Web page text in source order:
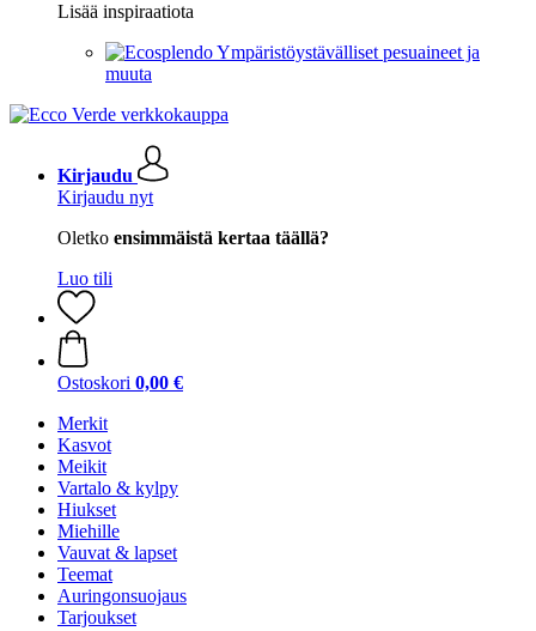
Lisää inspiraatiota
Ympäristöystävälliset pesuaineet ja
muuta
Kirjaudu
Kirjaudu nyt
Oletko ensimmäistä kertaa täällä?
Luo tili
Ostoskori 0,00 €
Merkit
Kasvot
Meikit
Vartalo & kylpy
Hiukset
Miehille
Vauvat & lapset
Teemat
Auringonsuojaus
Tarjoukset